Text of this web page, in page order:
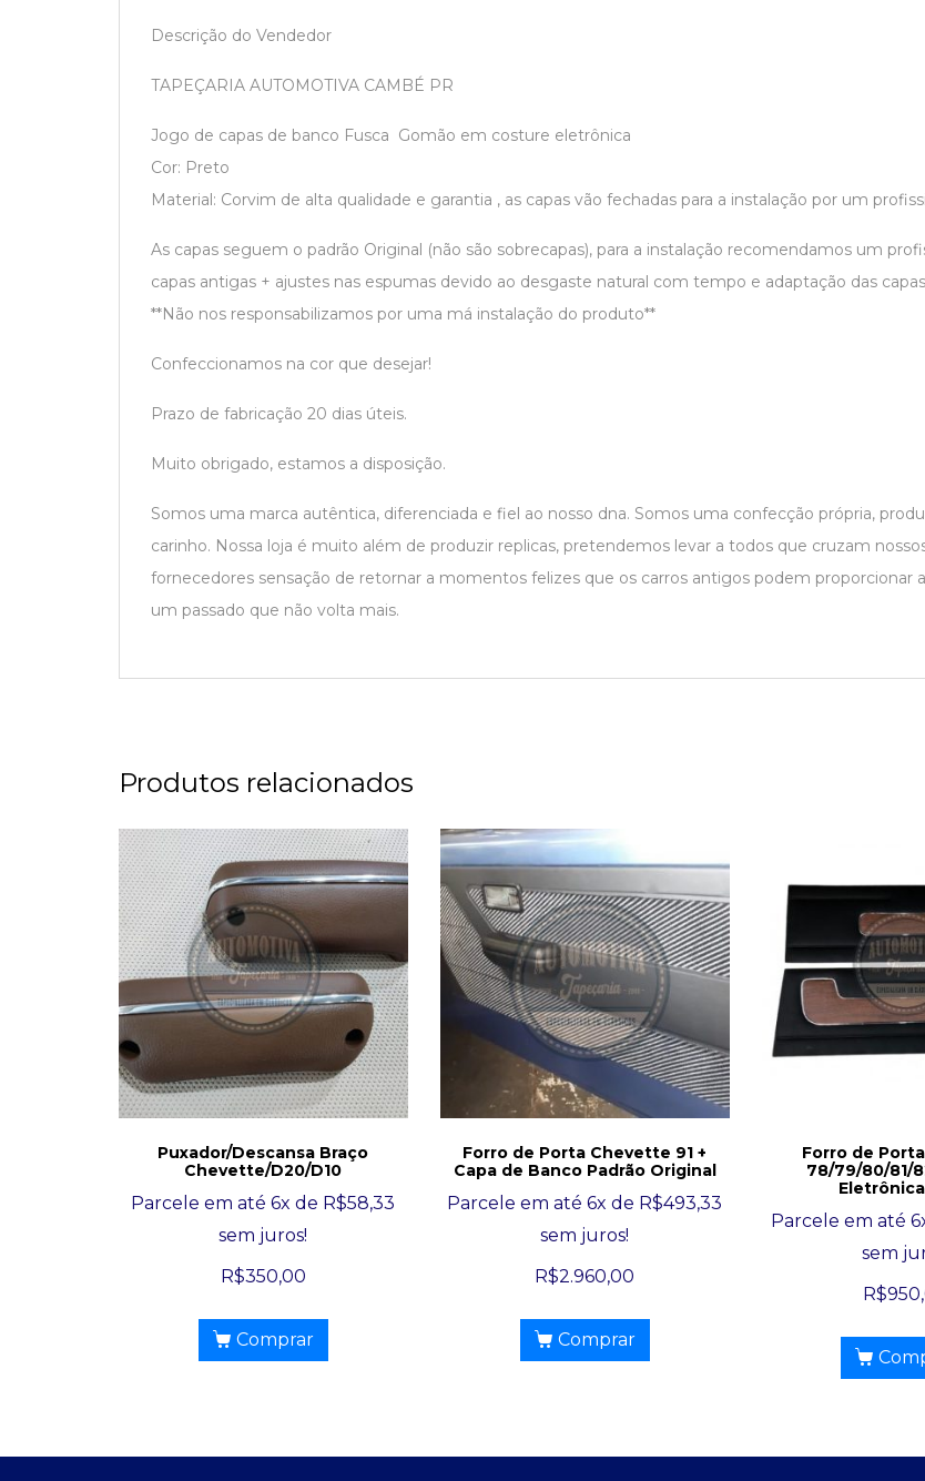
Descrição do Vendedor
TAPEÇARIA AUTOMOTIVA CAMBÉ PR
Jogo de capas de banco Fusca Gomão em costure eletrônica
Cor: Preto
Material: Corvim de alta qualidade e garantia , as capas vão fechadas para a instalação por um
As capas seguem o padrão Original (não são sobrecapas), para a instalação recomendamos um
capas antigas + ajustes nas espumas devido ao desgaste natural com tempo e adaptação das
**Não nos responsabilizamos por uma má instalação do produto**
Confeccionamos na cor que desejar!
Prazo de fabricação 20 dias úteis.
Muito obrigado, estamos a disposição.
Somos uma marca autêntica, diferenciada e fiel ao nosso dna. Somos uma confecção própria,
carinho. Nossa loja é muito além de produzir replicas, pretendemos levar a todos que cruzam
fornecedores sensação de retornar a momentos felizes que os carros antigos podem proporcionar
um passado que não volta mais.
Produtos relacionados
Puxador/Descansa Braço
Chevette/D20/D10
Parcele em até 6x de R$58,33
sem juros!
R$350,00
Comprar
Forro de Porta Chevette 91 +
Capa de Banco Padrão Original
Parcele em até 6x de R$493,33
sem juros!
R$2.960,00
Comprar
Forro de
78/79/80/81/
Parcele em até
sem
R$